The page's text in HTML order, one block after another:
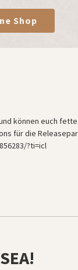
Shop
können euch
für die
?ti=icl